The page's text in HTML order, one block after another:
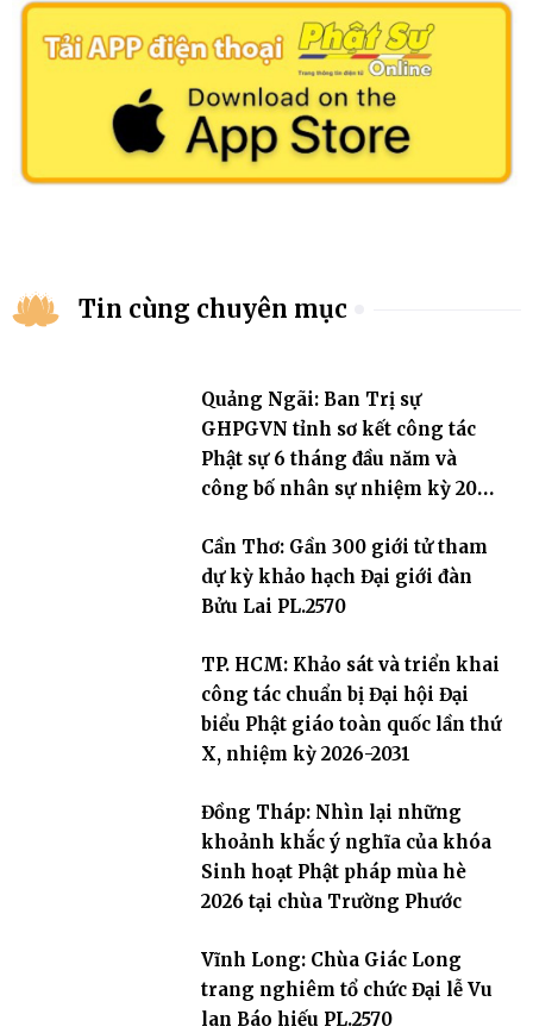
Tin cùng chuyên mục
Quảng Ngãi: Ban Trị sự
GHPGVN tỉnh sơ kết công tác
Phật sự 6 tháng đầu năm và
công bố nhân sự nhiệm kỳ 2026
Cần Thơ: Gần 300 giới tử tham
dự kỳ khảo hạch Đại giới đàn
Bửu Lai PL.2570
TP. HCM: Khảo sát và triển khai
công tác chuẩn bị Đại hội Đại
biểu Phật giáo toàn quốc lần thứ
X, nhiệm kỳ 2026-2031
Đồng Tháp: Nhìn lại những
khoảnh khắc ý nghĩa của khóa
Sinh hoạt Phật pháp mùa hè
2026 tại chùa Trường Phước
Vĩnh Long: Chùa Giác Long
trang nghiêm tổ chức Đại lễ Vu
lan Báo hiếu PL.2570